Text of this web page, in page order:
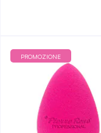
PROMOZIONE